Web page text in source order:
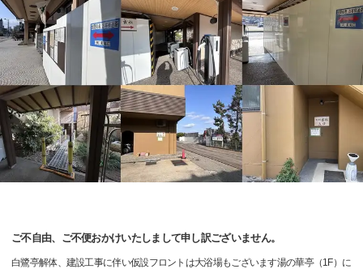
ご不自由、ご不便おかけいたしまして申し訳ございません。
白鷺亭解体、建設工事に伴い仮設フロントは大浴場もございます湯の華亭（1F）に